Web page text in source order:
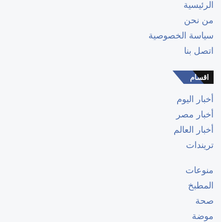
الرئيسية
من نحن
سياسة الخصوصية
اتصل بنا
اقسام
أخبار اليوم
أخبار مصر
أخبار العالم
تريندات
منوعات
المطبخ
صحة
موضة